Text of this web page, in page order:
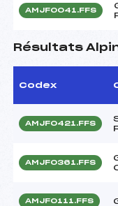
AMJF0041.FFS
Résultats
Codex
AMJF0421.FFS
AMJF0361.FFS
AMJF0111.FFS